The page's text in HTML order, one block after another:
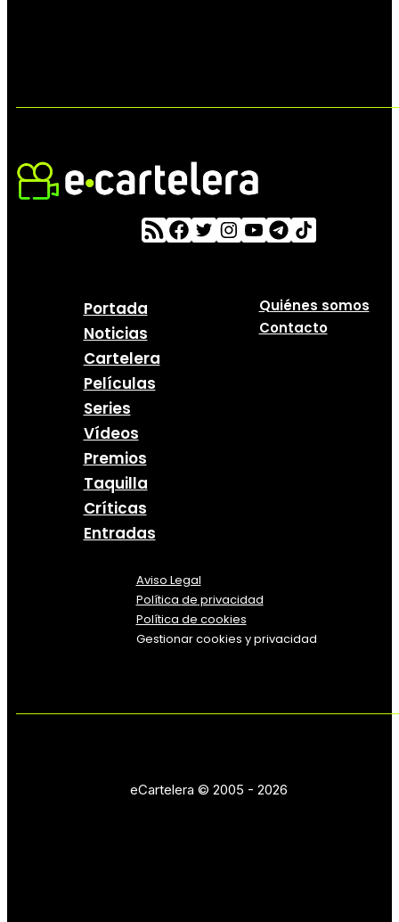
Portada
Noticias
Cartelera
Películas
Series
Vídeos
Premios
Taquilla
Críticas
Entradas
Quiénes somos
Contacto
Aviso Legal
Política de privacidad
Política de cookies
Gestionar cookies y privacidad
eCartelera © 2005 - 2026